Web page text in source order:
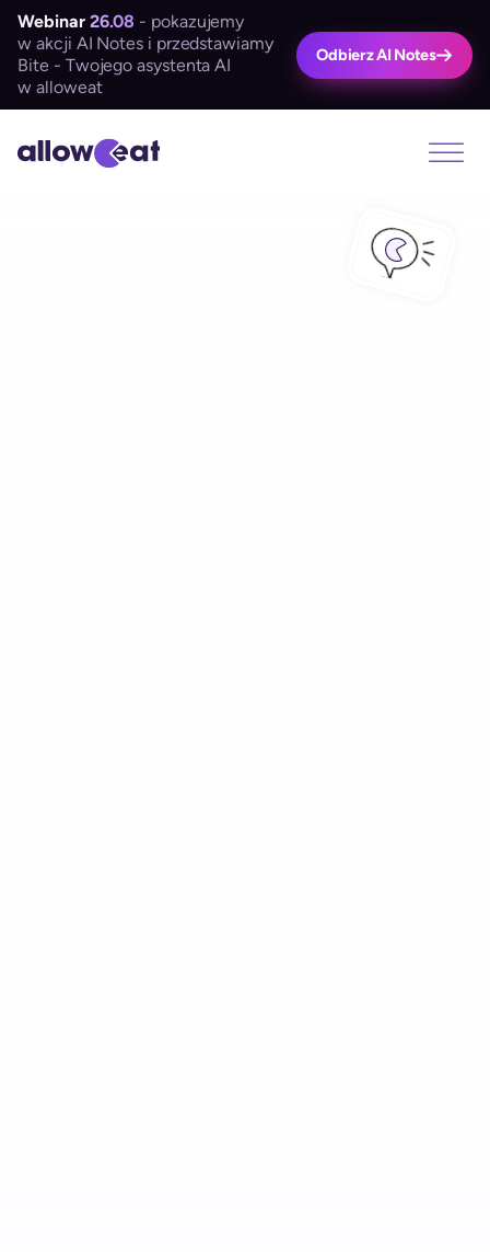
Webinar 26.08 - pokazujemy
w akcji AI Notes i przedstawiamy
Bite - Twojego asystenta AI
w alloweat
Odbierz AI Notes